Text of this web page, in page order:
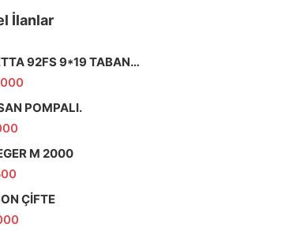
İlanlar
BERETTA 92FS 9*19 TABANCA
POMPALI.
M 2000
ÇİFTE